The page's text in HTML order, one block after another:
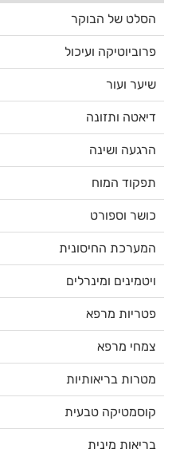
הסלט של הבוקר
פרוביוטיקה ועיכול
שיער ועור
דיאטה ותזונה
הרגעה ושינה
תפקוד המוח
כושר וספורט
המערכת החיסונית
ויטמינים ומינרלים
פטריות מרפא
צמחי מרפא
מטרות בריאותיות
קוסמטיקה טבעית
בריאות מינית